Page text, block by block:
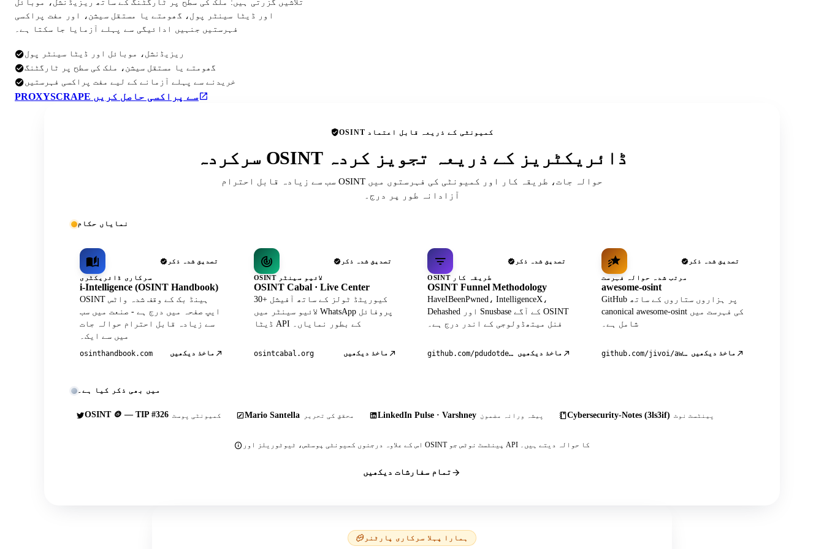
تلاشیں گزرتی ہیں: ملک کی سطح پر ٹارگٹنگ کے ساتھ ریزیڈنشل، موبائل
اور ڈیٹا سینٹر پول، گھومتے یا مستقل سیشن، اور مفت پراکسی
فہرستیں جنہیں ادائیگی سے پہلے آزمایا جا سکتا ہے۔
ریزیڈنشل، موبائل اور ڈیٹا سینٹر پول
گھومتے یا مستقل سیشن، ملک کی سطح پر ٹارگٹنگ
خریدنے سے پہلے آزمانے کے لیے مفت پراکسی فہرستیں
PROXYSCRAPE سے پراکسی حاصل کریں
OSINT کمیونٹی کے ذریعہ قابل اعتماد
سرکردہ OSINT ڈائریکٹریز کے ذریعہ تجویز کردہ
سب سے زیادہ قابل احترام OSINT حوالہ جات، طریقہ کار اور کمیونٹی کی فہرستوں میں
آزادانہ طور پر درج۔
نمایاں حکام
تصدیق شدہ ذکر
سرکاری ڈائریکٹری
i-Intelligence (OSINT Handbook)
OSINT ہینڈ بک کے وقف شدہ واٹس
ایپ صفحہ میں درج ہے - صنعت میں سب
سے زیادہ قابل احترام حوالہ جات
میں سے ایک۔
osinthandbook.com ماخذ دیکھیں
تصدیق شدہ ذکر
OSINT لائیو سینٹر
OSINT Cabal · Live Center
30+ کیوریٹڈ ٹولز کے ساتھ آفیشل
لائیو سینٹر میں WhatsApp پروفائل
ڈیٹا API کے بطور نمایاں۔
osintcabal.org ماخذ دیکھیں
تصدیق شدہ ذکر
OSINT طریقہ کار
OSINT Funnel Methodology
HaveIBeenPwned، IntelligenceX،
Dehashed اور Snusbase کے آگے OSINT
فنل میتھڈولوجی کے اندر درج ہے۔
github.com/pdudotdev/ofm ماخذ دیکھیں
تصدیق شدہ ذکر
مرتب شدہ حوالہ فہرست
awesome-osint
GitHub پر ہزاروں ستاروں کے ساتھ
canonical awesome-osint کی فہرست میں
شامل ہے۔
github.com/jivoi/awesome-osint ماخذ دیکھیں
میں بھی ذکر کیا ہے۔
OSINT 🪙 — TIP #326 کمیونٹی پوسٹ Mario Santella محقق کی تحریر LinkedIn Pulse · Varshney پیشہ ورانہ مضمون Cybersecurity-Notes (3ls3if) پینٹسٹ نوٹ
اس کے علاوہ درجنوں کمیونٹی پوسٹس، ٹیوٹوریلز اور OSINT پینٹسٹ نوٹس جو API کا حوالہ دیتے ہیں۔
تمام سفارشات دیکھیں
ہمارا پہلا سرکاری پارٹنر